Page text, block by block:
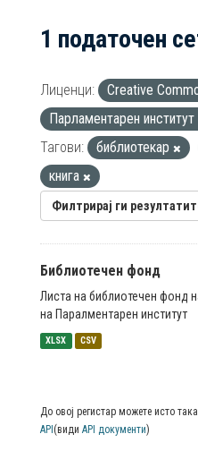
1 податочен
Лиценци: Creative
Парламентарен институт
Тагови:
библиотекар
книга
Филтрирај ги
Библиотечен фонд
Листа на библиотечен фонд
на Паралментарен институт
XLSX CSV
До овој регистар можете исто
API (види API документи)